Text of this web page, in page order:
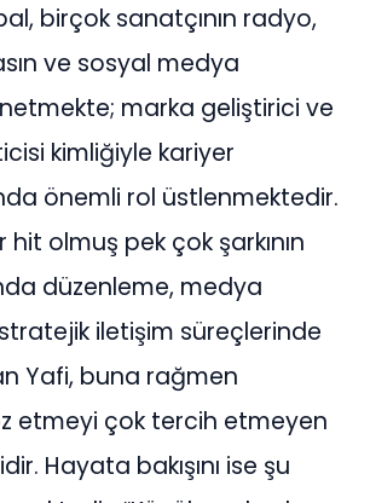
birçok sanatçının radyo,
ve sosyal medya
marka geliştirici ve
kimliğiyle kariyer
önemli rol üstlenmektedir.
olmuş pek çok şarkının
düzenleme, medya
iletişim süreçlerinde
Yafi, buna rağmen
etmeyi çok tercih etmeyen
Hayata bakışını ise şu